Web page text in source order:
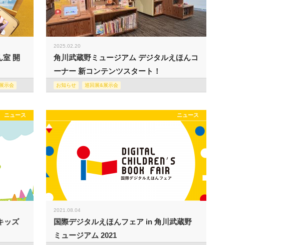
室 開
示会
2025.02.20
角川武蔵野ミュージアム デジタルえほんコ
ーナー 新コンテンツスタート！
お知らせ 巡回展&展示会
ニュース
ッズ
ニュース
2021.08.04
国際デジタルえほんフェア in 角川武蔵野
ミュージアム 2021